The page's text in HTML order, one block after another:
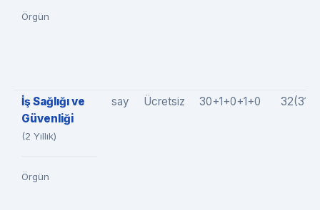
Örgün
İş Sağlığı ve
Güvenliği
(2 Yıllık)
Örgün
say Ücretsiz 30+1+0+1+0